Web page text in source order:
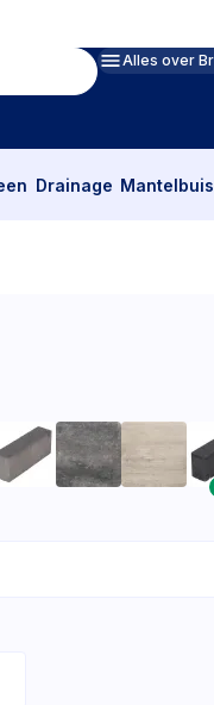
Alles over
Drainage Mantelbuis